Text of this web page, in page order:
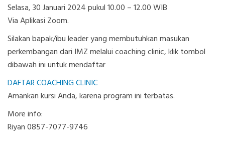
Selasa, 30 Januari 2024 pukul 10.00 – 12.00 WIB
Via Aplikasi Zoom.
Silakan bapak/ibu leader yang membutuhkan masukan
perkembangan dari IMZ melalui coaching clinic, klik tombol
dibawah ini untuk mendaftar
DAFTAR COACHING CLINIC
Amankan kursi Anda, karena program ini terbatas.
More info:
Riyan 0857-7077-9746